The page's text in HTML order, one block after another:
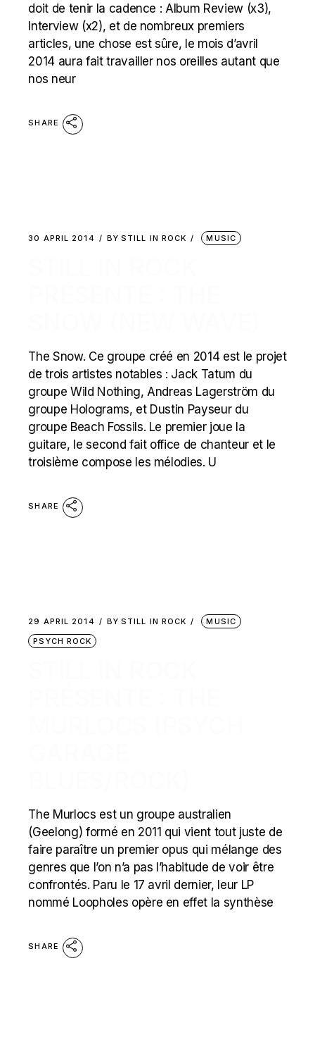
doit de tenir la cadence : Album Review (x3),
Interview (x2), et de nombreux premiers
articles, une chose est sûre, le mois d’avril
2014 aura fait travailler nos oreilles autant que
nos neur
SHARE
30 APRIL 2014 BY STILL IN ROCK MUSIC
The Snow. Ce groupe créé en 2014 est le projet
de trois artistes notables : Jack Tatum du
groupe Wild Nothing, Andreas Lagerström du
groupe Holograms, et Dustin Payseur du
groupe Beach Fossils. Le premier joue la
guitare, le second fait office de chanteur et le
troisième compose les mélodies. U
SHARE
29 APRIL 2014 BY STILL IN ROCK
MUSIC
PSYCH ROCK
The Murlocs est un groupe australien
(Geelong) formé en 2011 qui vient tout juste de
faire paraître un premier opus qui mélange des
genres que l’on n’a pas l’habitude de voir être
confrontés. Paru le 17 avril dernier, leur LP
nommé Loopholes opère en effet la synthèse
SHARE